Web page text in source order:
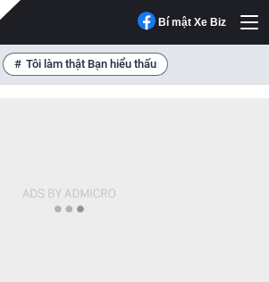
Bí mật Xe Biz
Tôi làm thật Bạn hiểu thấu